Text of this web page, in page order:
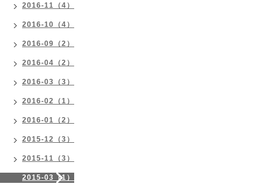
2016-11（4）
2016-10（4）
2016-09（2）
2016-04（2）
2016-03（3）
2016-02（1）
2016-01（2）
2015-12（3）
2015-11（3）
2015-03（1）